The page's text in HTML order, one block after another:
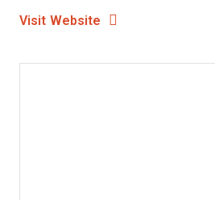
Visit Website Opens New Window